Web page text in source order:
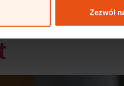
Zezwól
operational and process